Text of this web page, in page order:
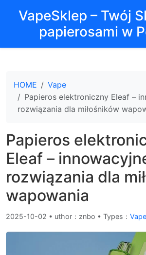
VapeSklep – Twój
papierosami w
HOME
Vape
Papieros elektroniczny Eleaf –
rozwiązania dla miłośników
Papieros
Eleaf –
rozwiązania dla
wapowania
2025-10-02 • uthor：znbo • Types： Vape